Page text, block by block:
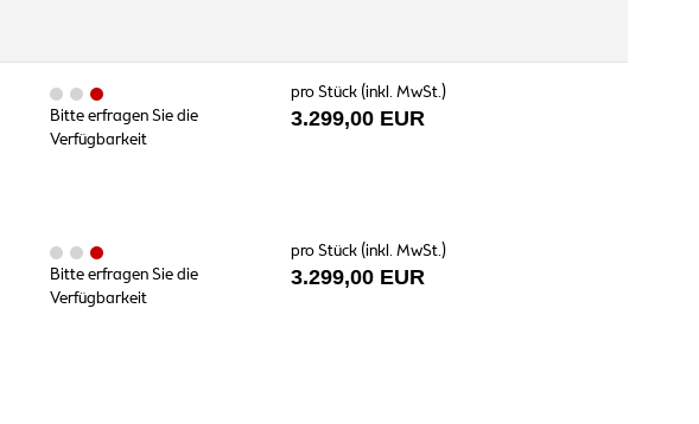
Bitte erfragen Sie die
Verfügbarkeit
pro Stück (inkl. MwSt.)
3.299,00 EUR
Bitte erfragen Sie die
Verfügbarkeit
pro Stück (inkl. MwSt.)
3.299,00 EUR